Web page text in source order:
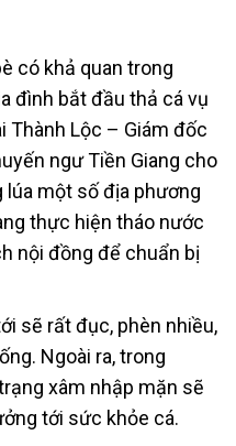
có khả quan trong
đình bắt đầu thả cá vụ
Thành Lộc – Giám đốc
ngư Tiền Giang cho
lúa một số địa phương
thực hiện tháo nước
nội đồng để chuẩn bị
sẽ rất đục, phèn nhiều,
Ngoài ra, trong
xâm nhập mặn sẽ
tới sức khỏe cá.